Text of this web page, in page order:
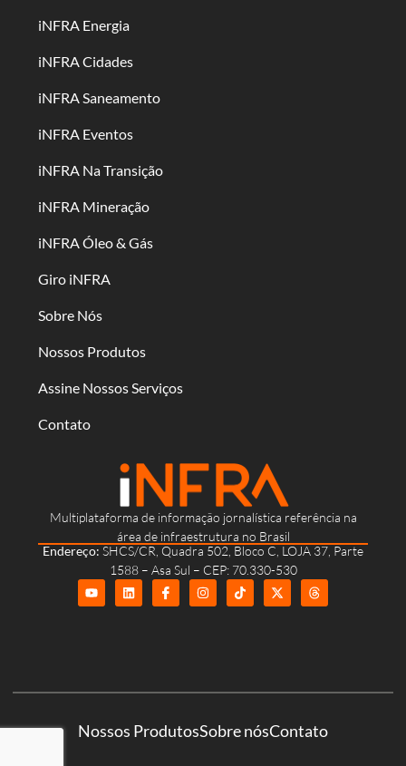
Multiplataforma de informação jornalística referência na
área de infraestrutura no Brasil
Endereço: SHCS/CR, Quadra 502, Bloco C, LOJA 37, Parte
1588 – Asa Sul – CEP: 70.330-530
iNFRA Energia
iNFRA Cidades
iNFRA Saneamento
iNFRA Eventos
iNFRA Na Transição
iNFRA Mineração
iNFRA Óleo & Gás
Giro iNFRA
Sobre Nós
Nossos Produtos
Assine Nossos Serviços
Contato
Nossos ProdutosSobre nósContato